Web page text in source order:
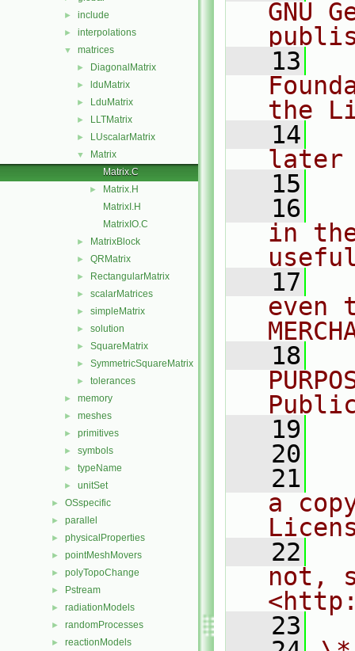
► include
► interpolations
▼ matrices
► DiagonalMatrix
► lduMatrix
► LduMatrix
► LLTMatrix
► LUscalarMatrix
▼
Matrix
Matrix.C
►
Matrix.H
MatrixI.H
MatrixIO.C
► MatrixBlock
► QRMatrix
► RectangularMatrix
► scalarMatrices
► simpleMatrix
► solution
► SquareMatrix
► SymmetricSquareMatrix
► tolerances
► memory
► meshes
► primitives
► symbols
► typeName
► unitSet
► OSspecific
► parallel
► physicalProperties
► pointMeshMovers
► polyTopoChange
► Pstream
► radiationModels
► randomProcesses
► reactionModels
GNU
   13
the
   14
later
   15
   16
in
   17
even
   18
   19
   20
   21
a
   22
not,
   23